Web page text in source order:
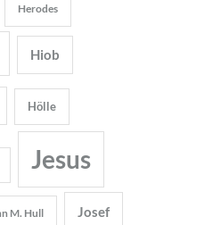
Herodes
Hiob
Hölle
Jesus
M. Hull Josef